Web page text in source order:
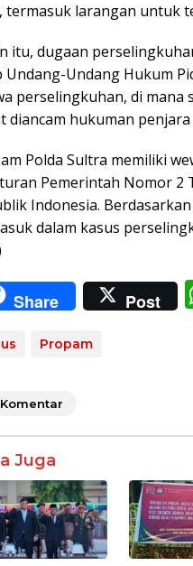
termasuk larangan untuk
itu, dugaan
Undang-Undang Hukum
perselingkuhan, di mana
diancam hukuman
Polda Sultra memiliki
Pemerintah Nomor 2
Indonesia.
dalam kasus
Share Post
Propam
Komentar
Juga